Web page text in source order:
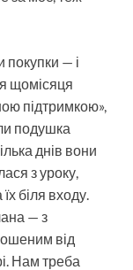
покупки — і
я щомісяця
підтримкою»,
подушка
днів вони
з уроку,
біля входу.
— з
від
Нам треба